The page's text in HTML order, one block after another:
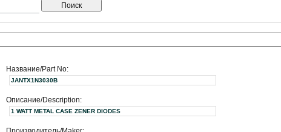
Поиск
Название/Part No:
JANTX1N3030B
Описание/Description:
1 WATT METAL CASE ZENER DIODES